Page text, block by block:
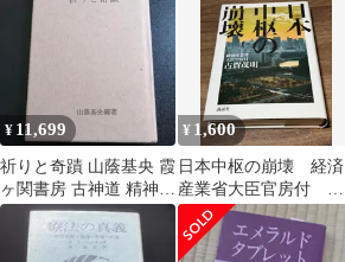
¥ 11,699
祈りと奇蹟 山蔭基央 霞
ヶ関書房 古神道 精神世
界 希少 入手困難
¥ 1,600
日本中枢の崩壊 経済
産業省大臣官房付 古
賀茂明/著 講談社発行